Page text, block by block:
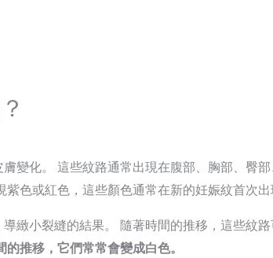
變化。 這些紋路通常出現在腹部、胸部、臀
色或紅色，這些顏色通常在新的妊娠紋首次
緻小裂縫的結果。 隨著時間的推移，這些紋
推移，它們常常會變成白色。